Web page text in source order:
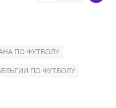
ПО ФУТБОЛУ
ПО ФУТБОЛУ